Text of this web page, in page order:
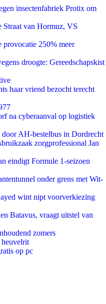
insectenfabriek Protix om
Straat van Hormuz, VS
provocatie 250% meer
droogte: Gereedschapskist
haar vriend bezocht terecht
na cyberaanval op logistiek
AH-bestelbus in Dordrecht
zorgprofessional Jan
eindigt Formule 1-seizoen
onder grens met Wit-
wint nipt voorverkiezing
Batavus, vraagt uitstel van
zomers
heuvelrit
op pc